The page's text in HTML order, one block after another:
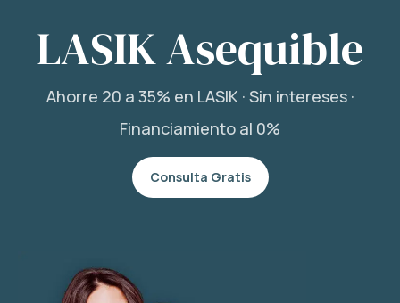
LASIK Asequible
Ahorre 20 a 35% en LASIK · Sin intereses ·
Financiamiento al 0%
Consulta Gratis